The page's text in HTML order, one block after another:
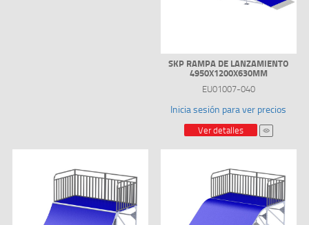
SKP RAMPA DE LANZAMIENTO
4950X1200X630MM
EU01007-040
Inicia sesión para ver precios
Ver detalles